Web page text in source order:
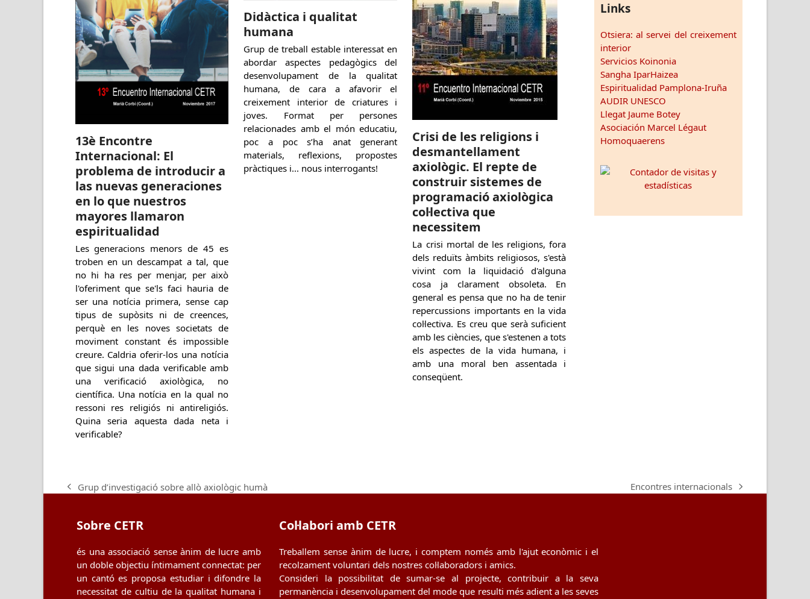
13è Encontre
Internacional: El
problema de introducir a
las nuevas generaciones
en lo que nuestros
mayores llamaron
espiritualidad
Les generacions menors de 45 es
troben en un descampat a tal, que
no hi ha res per menjar, per això
l'oferiment que se'ls faci hauria de
ser una notícia primera, sense cap
tipus de supòsits ni de creences,
perquè en les noves societats de
moviment constant és impossible
creure. Caldria oferir-los una notícia
que sigui una dada verificable amb
una verificació axiològica, no
científica. Una notícia en la qual no
ressoni res religiós ni antireligiós.
Quina seria aquesta dada neta i
verificable?
Didàctica i qualitat
humana
Grup de treball estable interessat en
abordar aspectes pedagògics del
desenvolupament de la qualitat
humana, de cara a afavorir el
creixement interior de criatures i
joves. Format per persones
relacionades amb el món educatiu,
poc a poc s’ha anat generant
materials, reflexions, propostes
pràctiques i... nous interrogants!
Crisi de les religions i
desmantellament
axiològic. El repte de
construir sistemes de
programació axiològica
col·lectiva que
necessitem
La crisi mortal de les religions, fora
dels reduïts àmbits religiosos, s'està
vivint com la liquidació d'alguna
cosa ja clarament obsoleta. En
general es pensa que no ha de tenir
repercussions importants en la vida
col·lectiva. Es creu que serà suficient
amb les ciències, que s'estenen a tots
els aspectes de la vida humana, i
amb una moral ben assentada i
conseqüent.
Links
Otsiera: al servei del creixement
interior
Servicios Koinonia
Sangha IparHaizea
Espiritualidad Pamplona-Iruña
AUDIR UNESCO
Llegat Jaume Botey
Asociación Marcel Légaut
Homoquaerens
previous
Grup d’investigació sobre allò axiològic humà
next
Encontres internacionals
Sobre CETR
és una associació sense ànim de lucre amb
un doble objectiu íntimament connectat: per
un cantó es proposa estudiar i difondre la
necessitat de cultiu de la qualitat humana i
Col·labori amb CETR
Treballem sense ànim de lucre, i comptem només amb l'ajut econòmic i el
recolzament voluntari dels nostres col·laboradors i amics.
Consideri la possibilitat de sumar-se al projecte, contribuir a la seva
permanència i desenvolupament del mode que resulti més adient a les seves